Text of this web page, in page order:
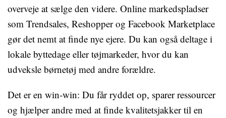
overveje at sælge den videre. Online markedspladser
som Trendsales, Reshopper og Facebook Marketplace
gør det nemt at finde nye ejere. Du kan også deltage i
lokale byttedage eller tøjmarkeder, hvor du kan
udveksle børnetøj med andre forældre.
Det er en win-win: Du får ryddet op, sparer ressourcer
og hjælper andre med at finde kvalitetsjakker til en